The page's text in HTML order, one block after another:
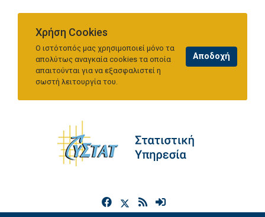
Χρήση Cookies
Ο ιστότοπός μας χρησιμοποιεί μόνο τα
απολύτως αναγκαία cookies τα οποία
απαιτούνται για να εξασφαλιστεί η
σωστή λειτουργία του.
h